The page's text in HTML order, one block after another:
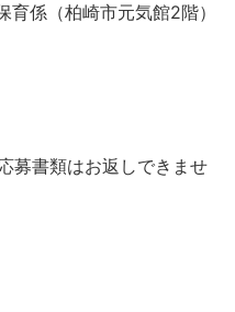
係（柏崎市元気館2階）
募書類はお返しできませ